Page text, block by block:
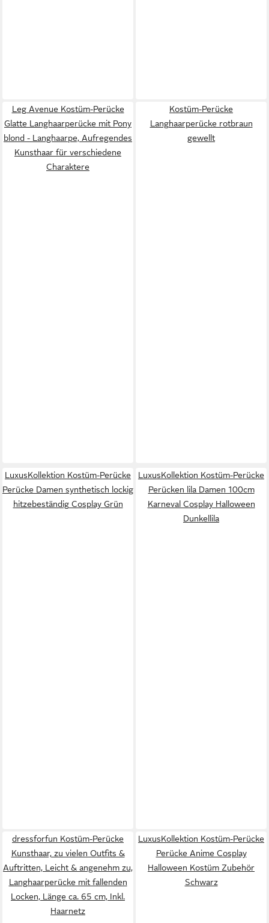
Leg Avenue Kostüm-Perücke
Glatte Langhaarperücke mit Pony
blond - Langhaarpe, Aufregendes
Kunsthaar für verschiedene
Charaktere
Kostüm-Perücke
Langhaarperücke rotbraun
gewellt
LuxusKollektion Kostüm-Perücke
Perücke Damen synthetisch lockig
hitzebeständig Cosplay Grün
LuxusKollektion Kostüm-Perücke
Perücken lila Damen 100cm
Karneval Cosplay Halloween
Dunkellila
dressforfun Kostüm-Perücke
Kunsthaar, zu vielen Outfits &
Auftritten, Leicht & angenehm zu,
Langhaarperücke mit fallenden
Locken, Länge ca. 65 cm, Inkl.
Haarnetz
LuxusKollektion Kostüm-Perücke
Perücke Anime Cosplay
Halloween Kostüm Zubehör
Schwarz